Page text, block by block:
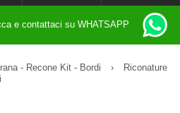
e contattaci su WHATSAPP
- Recone Kit - Bordi ›
Riconature